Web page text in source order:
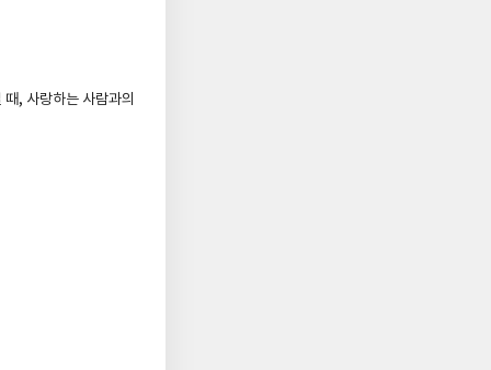
, 사랑하는 사람과의